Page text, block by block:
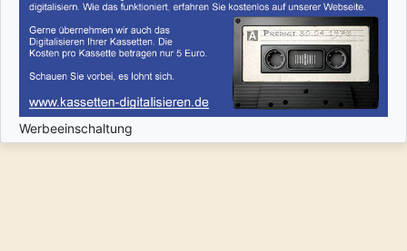
Werbeeinschaltung